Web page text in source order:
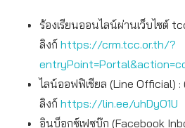
ร้องเรียนออนไลน์ผ่านเว็บไซต์
ลิงก์ https://crm.tcc.or.th/?
ไลน์ออฟฟิเชียล (Line Official)
ลิงก์ https://lin.ee/uhDyO1U
อินบ็อกซ์เฟซบุ๊ก (Facebook